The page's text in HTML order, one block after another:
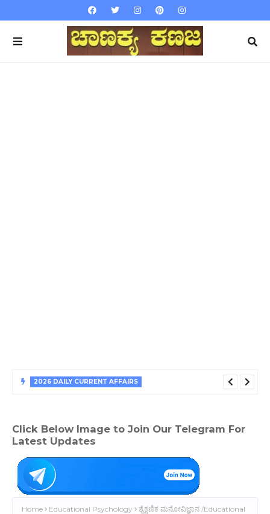
2026 DAILY CURRENT AFFAIRS
Click Below Image to Join Our Telegram For
Latest Updates
Home Educational Psychology
ಶೈಕ್ಷಣಿಕ ಮನೋವಿಜ್ಞಾನ /Educational